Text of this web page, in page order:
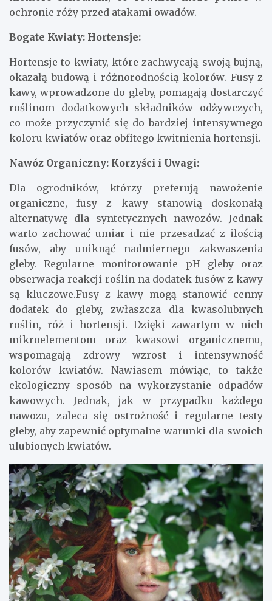
ochronie róży przed atakami owadów.
Bogate Kwiaty: Hortensje:
Hortensje to kwiaty, które zachwycają swoją bujną,
okazałą budową i różnorodnością kolorów. Fusy z
kawy, wprowadzone do gleby, pomagają dostarczyć
roślinom dodatkowych składników odżywczych,
co może przyczynić się do bardziej intensywnego
koloru kwiatów oraz obfitego kwitnienia hortensji.
Nawóz Organiczny: Korzyści i Uwagi:
Dla ogrodników, którzy preferują nawożenie
organiczne, fusy z kawy stanowią doskonałą
alternatywę dla syntetycznych nawozów. Jednak
warto zachować umiar i nie przesadzać z ilością
fusów, aby uniknąć nadmiernego zakwaszenia
gleby. Regularne monitorowanie pH gleby oraz
obserwacja reakcji roślin na dodatek fusów z kawy
są kluczowe.Fusy z kawy mogą stanowić cenny
dodatek do gleby, zwłaszcza dla kwasolubnych
roślin, róż i hortensji. Dzięki zawartym w nich
mikroelementom oraz kwasowi organicznemu,
wspomagają zdrowy wzrost i intensywność
kolorów kwiatów. Nawiasem mówiąc, to także
ekologiczny sposób na wykorzystanie odpadów
kawowych. Jednak, jak w przypadku każdego
nawozu, zaleca się ostrożność i regularne testy
gleby, aby zapewnić optymalne warunki dla swoich
ulubionych kwiatów.